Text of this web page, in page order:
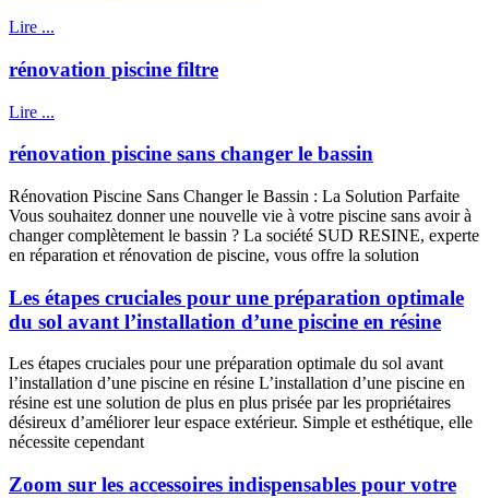
Lire ...
rénovation piscine filtre
Lire ...
rénovation piscine sans changer le bassin
Rénovation Piscine Sans Changer le Bassin : La Solution Parfaite
Vous souhaitez donner une nouvelle vie à votre piscine sans avoir à
changer complètement le bassin ? La société SUD RESINE, experte
en réparation et rénovation de piscine, vous offre la solution
Les étapes cruciales pour une préparation optimale
du sol avant l’installation d’une piscine en résine
Les étapes cruciales pour une préparation optimale du sol avant
l’installation d’une piscine en résine L’installation d’une piscine en
résine est une solution de plus en plus prisée par les propriétaires
désireux d’améliorer leur espace extérieur. Simple et esthétique, elle
nécessite cependant
Zoom sur les accessoires indispensables pour votre